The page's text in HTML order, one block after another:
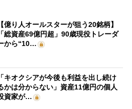
【億り人オールスターが狙う20銘柄】
「総資産69億円超」90歳現役トレーダ
から“10…
「キオクシアが今後も利益を出し続け
かは分からない」資産11億円の個人
資家が…